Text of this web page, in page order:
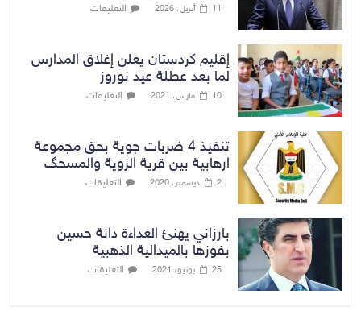
11 أبريل، 2026 التعليقات
إقليم كردستان يعلن إغلاق المدارس
لما بعد عطلة عيد نوروز
10 مارس، 2021 التعليقات
تنفيذ 4 ضربات جوية بحق مجموعة
ارهابية بين قرية الزوية والمسحگ
2 ديسمبر، 2020 التعليقات
بارزاني يهنئ العداءة دانة حسين
بفوزها بالميدالية الذهبية
25 يونيو، 2021 التعليقات